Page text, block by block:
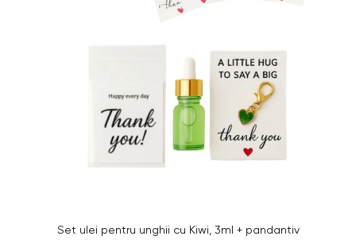
Set ulei pentru unghii cu Kiwi, 3ml + pandantiv